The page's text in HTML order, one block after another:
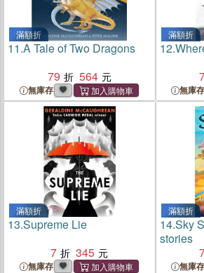
滿額折
11.A Tale of Two Dragons
79
564
無庫存
滿額折
12.
無庫存
滿額折
13.Supreme Lie
7
345
無庫存
滿額折
14.Sky
stories
無庫存